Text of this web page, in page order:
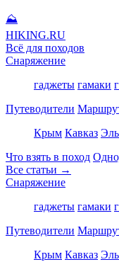
⛰
HIKING.RU
Всё для походов
Снаряжение
гаджеты гамаки
Путеводители
Крым Кавказ
Что взять в поход
Все статьи →
Снаряжение
гаджеты гамаки
Путеводители
Крым Кавказ